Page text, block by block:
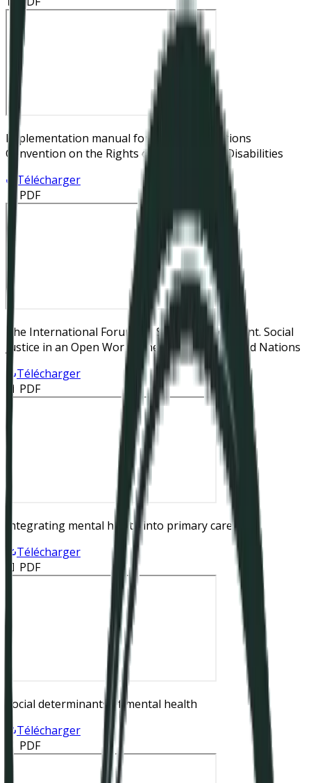
Implementation manual for the United Nations
Convention on the Rights of Persons with Disabilities
Télécharger
📄 PDF
The International Forum for Social Development. Social
Justice in an Open World. The Role of the United Nations
Télécharger
📄 PDF
Integrating mental health into primary care
Télécharger
📄 PDF
Social determinants of mental health
Télécharger
📄 PDF